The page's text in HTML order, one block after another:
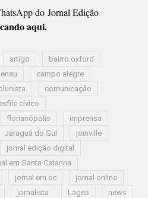
do Jornal Edição
aqui.
artigo
bairro oxford
campo alegre
comunicação
cívico
florianópolis
imprensa
Jaraguá do Sul
joinville
jornal edição digital
em Santa Catarina
jornal em sc
jornal online
jornalista Lages news